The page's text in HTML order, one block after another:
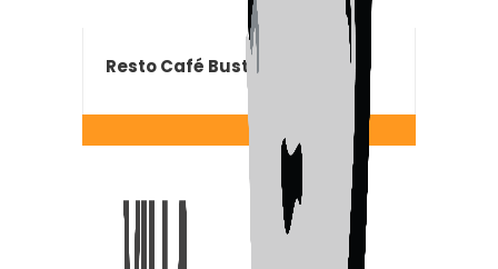
Resto Café Bustos